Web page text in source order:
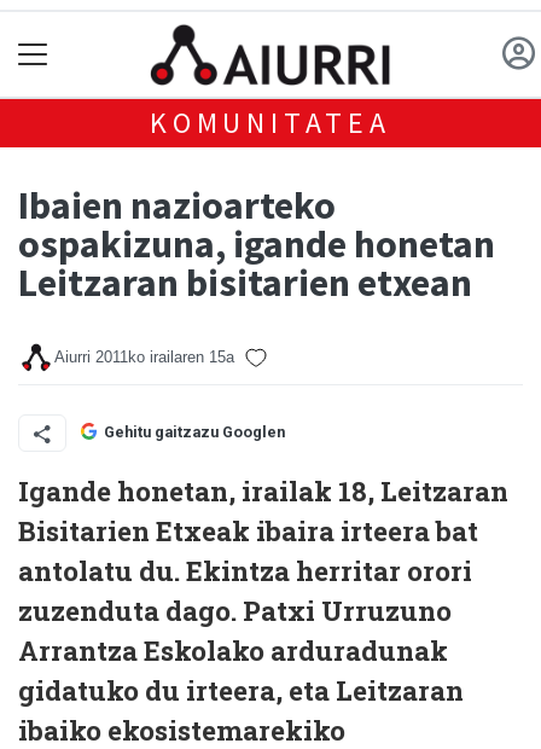
KOMUNITATEA
Ibaien nazioarteko
ospakizuna, igande honetan
Leitzaran bisitarien etxean
Aiurri 2011ko irailaren 15a
Gehitu gaitzazu Googlen
Igande honetan, irailak 18, Leitzaran
Bisitarien Etxeak ibaira irteera bat
antolatu du. Ekintza herritar orori
zuzenduta dago. Patxi Urruzuno
Arrantza Eskolako arduradunak
gidatuko du irteera, eta Leitzaran
ibaiko ekosistemarekiko